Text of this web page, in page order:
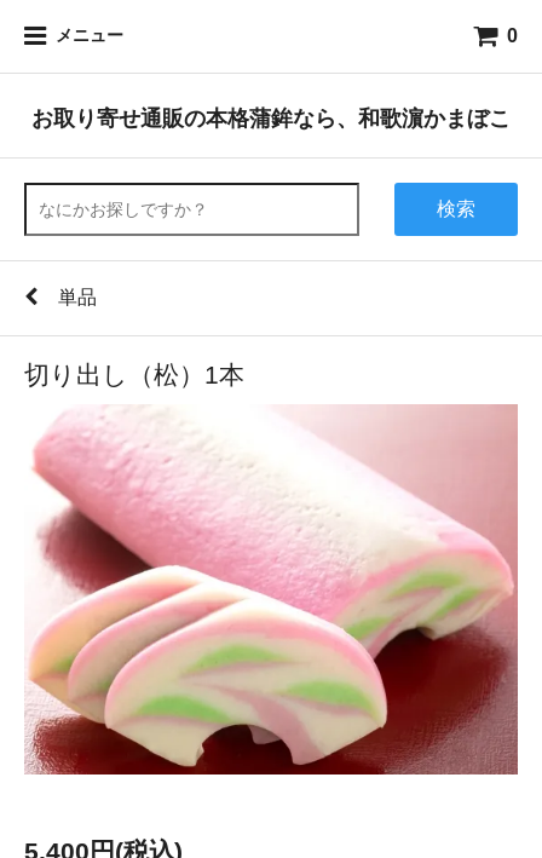
メニュー 0
お取り寄せ通販の本格蒲鉾なら、和歌濵かまぼこ
検索
単品
切り出し（松）1本
5,400円(税込)